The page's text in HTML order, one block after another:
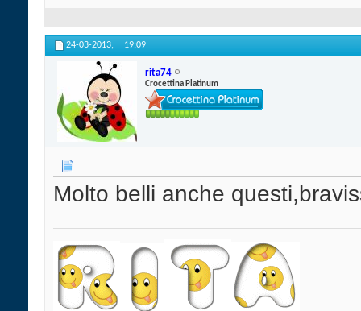
24-03-2013, 19:09
rita74
Crocettina Platinum
Molto belli anche